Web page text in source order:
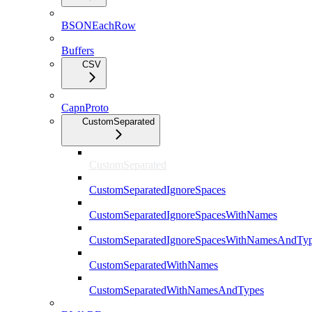
BSONEachRow
Buffers
CSV
CapnProto
CustomSeparated
CustomSeparated
CustomSeparatedIgnoreSpaces
CustomSeparatedIgnoreSpacesWithNames
CustomSeparatedWithNames
CustomSeparatedWithNamesAndTypes